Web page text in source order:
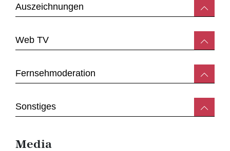
Auszeichnungen
Web TV
Fernsehmoderation
Sonstiges
Media